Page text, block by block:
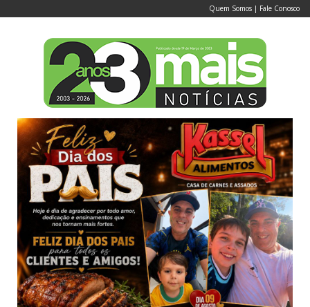
Quem Somos | Fale Conosco